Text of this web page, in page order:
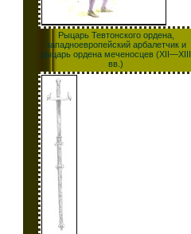
Рыцарь Тевтонского ордена,
западноевропейский арбалетчик и
рыцарь ордена меченосцев (XII—XIII
вв.)